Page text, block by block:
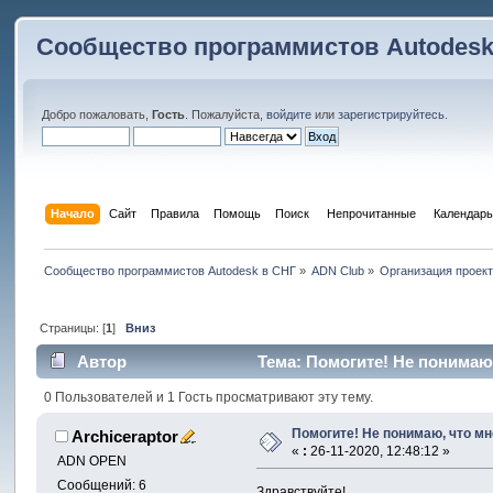
Сообщество программистов
Добро пожаловать,Гость . Пожалуйста,войдите илизарегистрируйтесь
Начало Сайт Правила Помощь Поиск Непрочитанные Календарь
Сообщество программистов Autodesk в СНГ» ADN Club » Организация
Страницы: [1] Вниз
Автор Тема: Помогите! Не
0 Пользователей и 1 Гость просматривают эту тему.
Archiceraptor
ADN OPEN
Сообщений: 6
Помогите! Не понимаю, что
« : 26-11-2020, 12:48:12 »